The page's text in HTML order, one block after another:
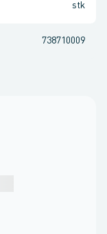
stk
738710009